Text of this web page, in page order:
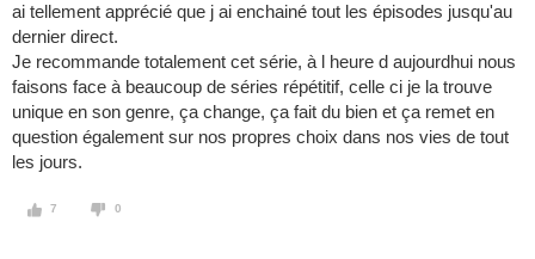
ai tellement apprécié que j ai enchainé tout les épisodes jusqu'au
dernier direct.
Je recommande totalement cet série, à l heure d aujourdhui nous
faisons face à beaucoup de séries répétitif, celle ci je la trouve
unique en son genre, ça change, ça fait du bien et ça remet en
question également sur nos propres choix dans nos vies de tout
les jours.
7 0